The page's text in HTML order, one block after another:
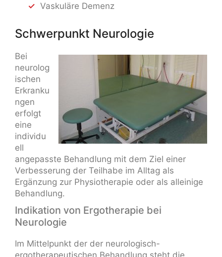
Vaskuläre Demenz
Schwerpunkt Neurologie
Bei
neurolog
ischen
Erkranku
ngen
erfolgt
eine
individu
ell
angepasste Behandlung mit dem Ziel einer
Verbesserung der Teilhabe im Alltag als
Ergänzung zur Physiotherapie oder als alleinige
Behandlung.
Indikation von Ergotherapie bei
Neurologie
Im Mittelpunkt der der neurologisch-
ergotherapeutischen Behandlung steht die